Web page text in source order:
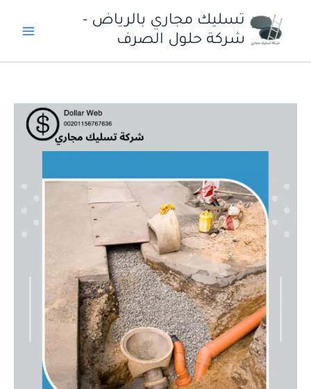
المحتوى
تسليك مجاري بالرياض -
شركة حلول الصرف